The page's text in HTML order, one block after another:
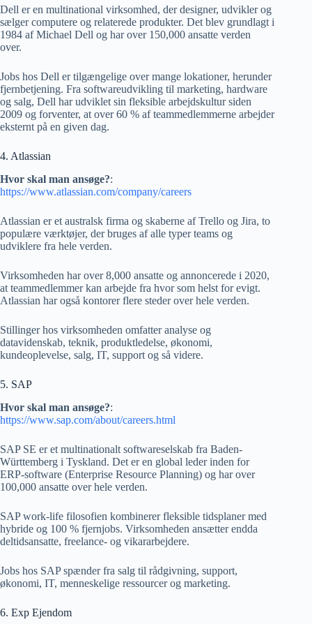
Dell er en multinational virksomhed, der designer, udvikler og
sælger computere og relaterede produkter. Det blev grundlagt i
1984 af Michael Dell og har over 150,000 ansatte verden
over.
Jobs hos Dell er tilgængelige over mange lokationer, herunder
fjernbetjening. Fra softwareudvikling til marketing, hardware
og salg, Dell har udviklet sin fleksible arbejdskultur siden
2009 og forventer, at over 60 % af teammedlemmerne arbejder
eksternt på en given dag.
4. Atlassian
Hvor skal man ansøge?:
https://www.atlassian.com/company/careers
Atlassian er et australsk firma og skaberne af Trello og Jira, to
populære værktøjer, der bruges af alle typer teams og
udviklere fra hele verden.
Virksomheden har over 8,000 ansatte og annoncerede i 2020,
at teammedlemmer kan arbejde fra hvor som helst for evigt.
Atlassian har også kontorer flere steder over hele verden.
Stillinger hos virksomheden omfatter analyse og
datavidenskab, teknik, produktledelse, økonomi,
kundeoplevelse, salg, IT, support og så videre.
5. SAP
Hvor skal man ansøge?:
https://www.sap.com/about/careers.html
SAP SE er et multinationalt softwareselskab fra Baden-
Württemberg i Tyskland. Det er en global leder inden for
ERP-software (Enterprise Resource Planning) og har over
100,000 ansatte over hele verden.
SAP work-life filosofien kombinerer fleksible tidsplaner med
hybride og 100 % fjernjobs. Virksomheden ansætter endda
deltidsansatte, freelance- og vikararbejdere.
Jobs hos SAP spænder fra salg til rådgivning, support,
økonomi, IT, menneskelige ressourcer og marketing.
6. Exp Ejendom